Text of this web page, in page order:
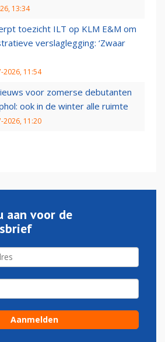
13:34
toezicht ILT op KLM E&M om
verslaglegging: ‘Zwaar
2026, 11:54
voor zomerse debutanten
ook in de winter alle ruimte
2026, 11:20
aan voor de